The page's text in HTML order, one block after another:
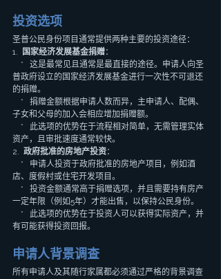
投资选项
圣普公民身份项目通常提供两种主要的投资途径：
1.
国家经济发展基金捐赠：
*   这是最常见且通常是最直接的途径。申请人向圣
普政府设立的国家经济发展基金进行一次性不可退还
的捐赠。
*   捐赠金额根据申请人数而异，主申请人、配偶、
子女和父母的加入会相应增加捐赠额。
*   此选项的优势在于流程相对简单，无需管理实体
资产，且审批速度通常较快。
2. 政府批准的房地产投资：
*   申请人投资于政府批准的房地产项目，例如酒
店、度假村或住宅开发项目。
*   投资金额通常高于捐赠选项，并且需要持有房产
一定年限（例如5年）才能出售，以保持公民身份。
*   此选项的优势在于投资人可以获得实际资产，并
有可能获得投资回报。
申请人背景调查
所有申请人及其随行家属都必须通过严格的背景调查